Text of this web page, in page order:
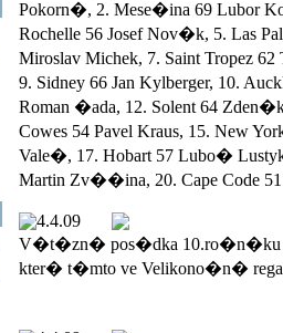
Pokorn�, 2. Mese�ina 69 Lubor
Rochelle 56 Josef Nov�k, 5. Las
Miroslav Michek, 7. Saint Tropez
9. Sidney 66 Jan Kylberger, 10.
Roman �ada, 12. Solent 64
Cowes 54 Pavel Kraus, 15. New
Vale�, 17. Hobart 57 Lubo�
Martin Zv��ina, 20. Cape Code 51
4.4.09
V�t�zn� pos�dka 10.ro�n�ku
kter� t�mto ve Velikono�n�